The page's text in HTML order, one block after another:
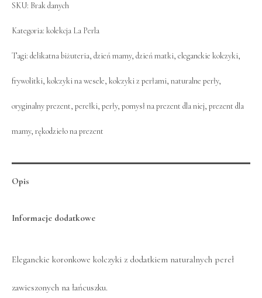
SKU: Brak danych
Kategoria: kolekcja La Perla
Tagi: delikatna biżuteria, dzień mamy, dzień matki, eleganckie kolczyki,
frywolitki, kolczyki na wesele, kolczyki z perłami, naturalne perły,
oryginalny prezent, perełki, perły, pomysł na prezent dla niej, prezent dla
mamy, rękodzieło na prezent
Opis
Informacje dodatkowe
Eleganckie koronkowe kolczyki z dodatkiem naturalnych pereł
zawieszonych na łańcuszku.